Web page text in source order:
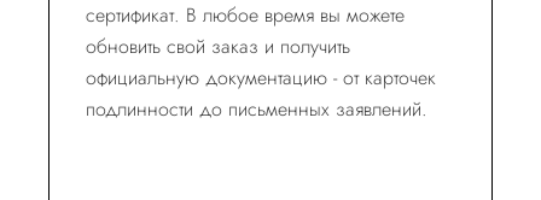
сертификат. В любое время вы можете
обновить свой заказ и получить
официальную документацию - от карточек
подлинности до письменных заявлений.